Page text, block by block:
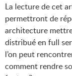
La lecture de cet
permettront de
architecture
distribué en full
l’on peut
comment rendre